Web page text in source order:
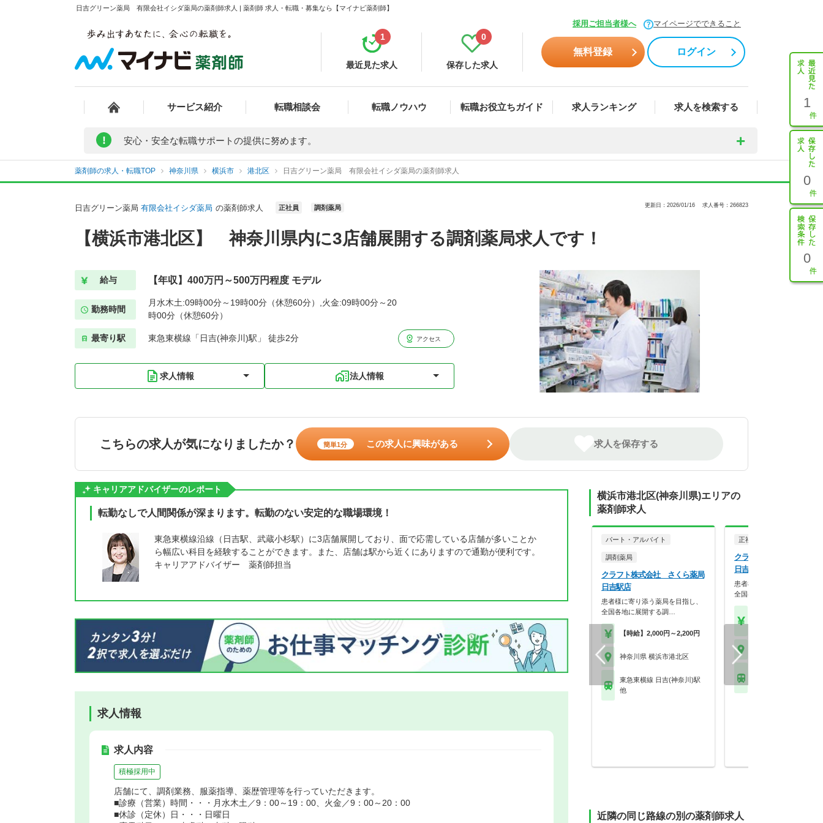
日吉グリーン薬局 有限会社イシダ薬局の薬剤師求人 | 薬剤師 求人・転職・募集なら【マイナビ薬剤師】
採用ご担当者様へ マイページでできること
最近見た求人
1
保存した求人
0
無料登録 ログイン
サービス紹介 転職相談会 転職ノウハウ 転職お役立ちガイド 求人ランキング 求人を検索する 1
0
0
! 安心・安全な転職サポートの提供に努めます。
薬剤師の求人・転職TOP 神奈川県 横浜市 港北区 日吉グリーン薬局 有限会社イシダ薬局の薬剤師求人
日吉グリーン薬局 有限会社イシダ薬局 の薬剤師求人 正社員 調剤薬局 更新日：2026/01/16 求人番号：266823
【横浜市港北区】 神奈川県内に3店舗展開する調剤薬局求人です！
給与 【年収】400万円～500万円程度 モデル
勤務時間
月水木土:09時00分～19時00分（休憩60分）,火金:09時00分～20
時00分（休憩60分）
最寄り駅 東急東横線「日吉(神奈川)駅」 徒歩2分 アクセス
求人情報 法人情報
こちらの求人が気になりましたか？ 簡単1分 この求人に興味がある 求人を保存する
キャリアアドバイザーのレポート
転勤なしで人間関係が深まります。転勤のない安定的な職場環境！
東急東横線沿線（日吉駅、武蔵小杉駅）に3店舗展開しており、面で応需している店舗が多いことか
ら幅広い科目を経験することができます。また、店舗は駅から近くにありますので通勤が便利です。
キャリアアドバイザー 薬剤師担当
求人情報
求人内容
積極採用中
店舗にて、調剤業務、服薬指導、薬歴管理等を行っていただきます。
■診療（営業）時間・・・月水木土／9：00～19：00、火金／9：00～20：00
■休診（定休）日・・・日曜日
横浜市港北区(神奈川県)エリアの
薬剤師求人
パート・アルバイト
調剤薬局
クラフト株式会社 さくら薬局
日吉駅店
患者様に寄り添う薬局を目指し、
全国各地に展開する調…
【時給】2,000円～2,200円
神奈川県 横浜市港北区
東急東横線 日吉(神奈川)駅
他
正社員
クラフト株式会社 さく
日吉駅店
患者様に寄り添う薬局を目
全国各地に展開する調…
近隣の同じ路線の別の薬剤師求人